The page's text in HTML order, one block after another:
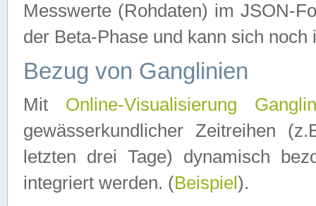
Messwerte (Rohdaten) im JSON-
der Beta-Phase und kann sich noch
Bezug von Ganglinien
Mit Online-Visualisierung
gewässerkundlicher Zeitreihen
letzten drei Tage) dynamisch
integriert werden. (Beispiel ).